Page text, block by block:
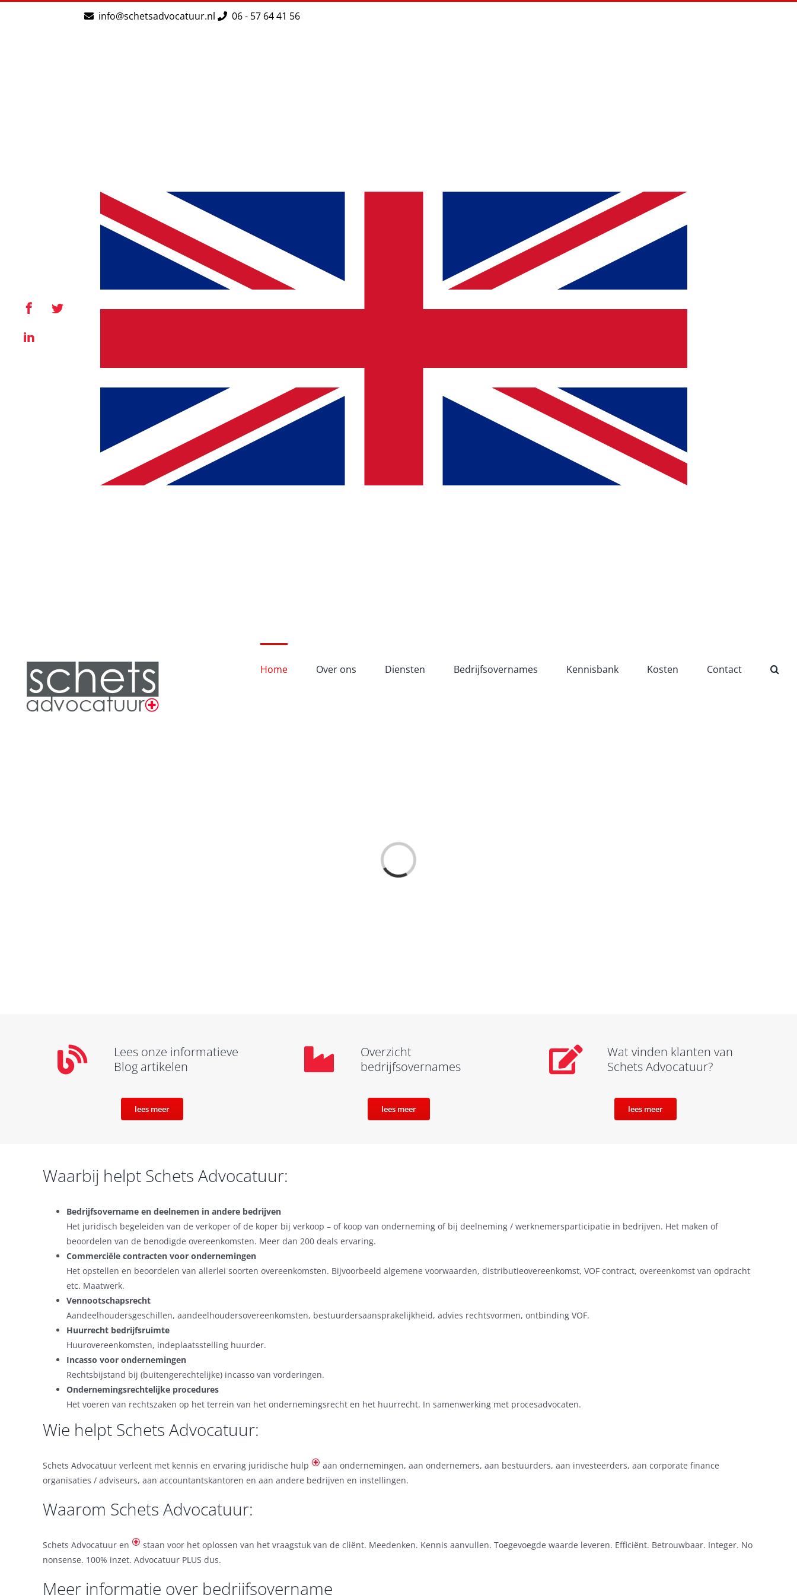
Facebook
X
LinkedIn
info@schetsadvocatuur.nl 06 - 57 64 41 56
Home Over ons Diensten Bedrijfsovernames Kennisbank Kosten Contact
Loading...
Lees onze informatieve
Blog artikelen
lees meer
Overzicht
bedrijfsovernames
lees meer
Wat vinden klanten van
Schets Advocatuur?
lees meer
Waarbij helpt Schets Advocatuur:
Bedrijfsovername en deelnemen in andere bedrijven
Het juridisch begeleiden van de verkoper of de koper bij verkoop – of koop van onderneming of bij deelneming / werknemersparticipatie in bedrijven. Het maken of
beoordelen van de benodigde overeenkomsten. Meer dan 200 deals ervaring.
Commerciële contracten voor ondernemingen
Het opstellen en beoordelen van allerlei soorten overeenkomsten. Bijvoorbeeld algemene voorwaarden, distributieovereenkomst, VOF contract, overeenkomst van opdracht
etc. Maatwerk.
Vennootschapsrecht
Aandeelhoudersgeschillen, aandeelhoudersovereenkomsten, bestuurdersaansprakelijkheid, advies rechtsvormen, ontbinding VOF.
Huurrecht bedrijfsruimte
Huurovereenkomsten, indeplaatsstelling huurder.
Incasso voor ondernemingen
Rechtsbijstand bij (buitengerechtelijke) incasso van vorderingen.
Ondernemingsrechtelijke procedures
Het voeren van rechtszaken op het terrein van het ondernemingsrecht en het huurrecht. In samenwerking met procesadvocaten.
Wie helpt Schets Advocatuur:
Schets Advocatuur verleent met kennis en ervaring juridische hulp
aan ondernemingen, aan ondernemers, aan bestuurders, aan investeerders, aan corporate finance
organisaties / adviseurs, aan accountantskantoren en aan andere bedrijven en instellingen.
Waarom Schets Advocatuur:
Schets Advocatuur en
staan voor het oplossen van het vraagstuk van de cliënt. Meedenken. Kennis aanvullen. Toegevoegde waarde leveren. Efficiënt. Betrouwbaar. Integer. No
nonsense. 100% inzet. Advocatuur PLUS dus.
Meer informatie over bedrijfsovername